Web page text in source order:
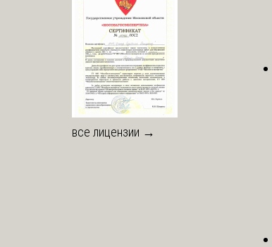
все лицензии →